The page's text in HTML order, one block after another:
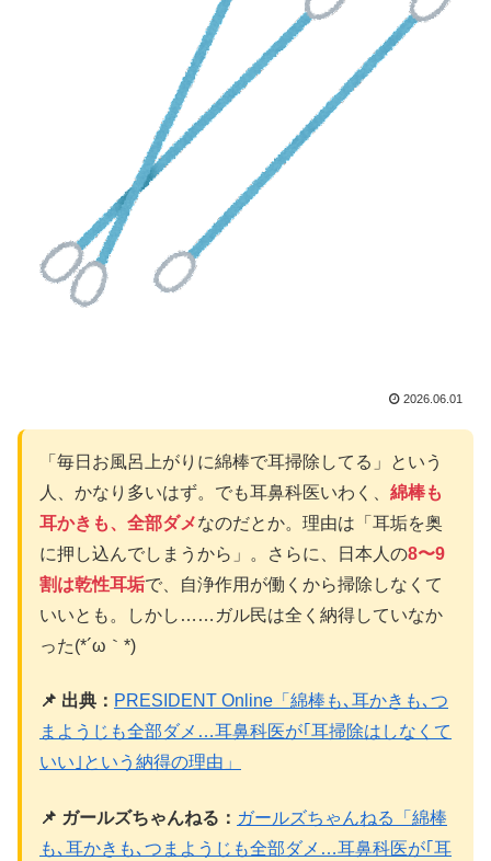
2026.06.01
「毎日お風呂上がりに綿棒で耳掃除してる」という
人、かなり多いはず。でも耳鼻科医いわく、 綿棒も
耳かきも、全部ダメなのだとか。理由は「耳垢を奥
に押し込んでしまうから」。さらに、日本人の8〜9
割は乾性耳垢で、自浄作用が働くから掃除しなくて
いいとも。しかし……ガル民は全く納得していなか
った(*´ω｀*)
📌 出典： PRESIDENT Online「綿棒も､耳かきも､つ
まようじも全部ダメ…耳鼻科医が｢耳掃除はしなくて
いい｣という納得の理由」
📌 ガールズちゃんねる： ガールズちゃんねる「綿棒
も､耳かきも､つまようじも全部ダメ…耳鼻科医が｢耳